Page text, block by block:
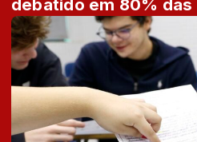
debatido em 80% das